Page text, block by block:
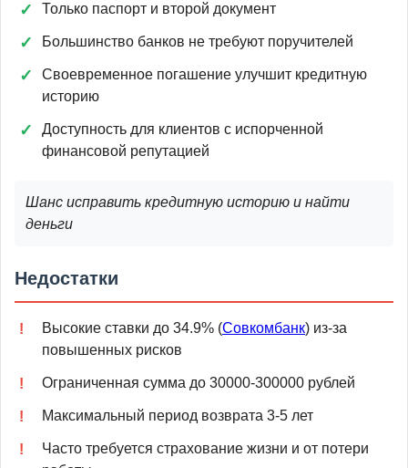
Только паспорт и второй документ
Большинство банков не требуют поручителей
Своевременное погашение улучшит кредитную
историю
Доступность для клиентов с испорченной
финансовой репутацией
Шанс исправить кредитную историю и найти
деньги
Недостатки
Высокие ставки до 34.9% (Совкомбанк) из-за
повышенных рисков
Ограниченная сумма до 30000-300000 рублей
Максимальный период возврата 3-5 лет
Часто требуется страхование жизни и от потери